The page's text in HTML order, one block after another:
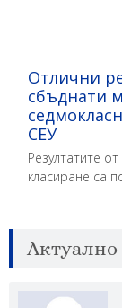
двор
Отлични
сбъднати
СЕУ
Резултатите
класиране са
Актуално